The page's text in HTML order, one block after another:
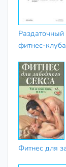
Раздаточный
фитнес-клуба
Фитнес для